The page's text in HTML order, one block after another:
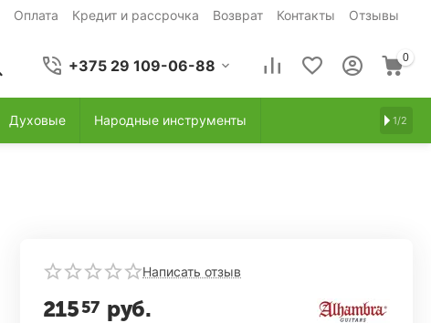
Оплата Кредит и рассрочка Возврат Контакты Отзывы
+375 29 109-06-88 0
Духовые Народные инструменты 1/2
Написать отзыв
21557 руб.